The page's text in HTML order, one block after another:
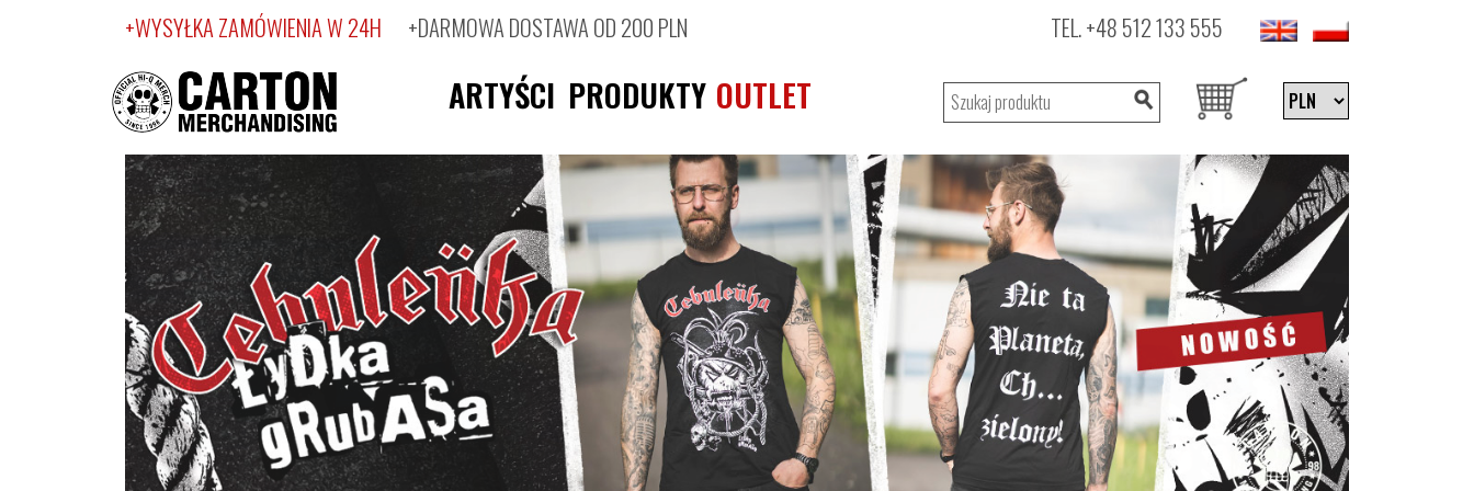
+WYSYŁKA ZAMÓWIENIA W 24H +DARMOWA DOSTAWA OD 200 PLN TEL.+48 512 133 555
ARTYŚCI PRODUKTY OUTLET